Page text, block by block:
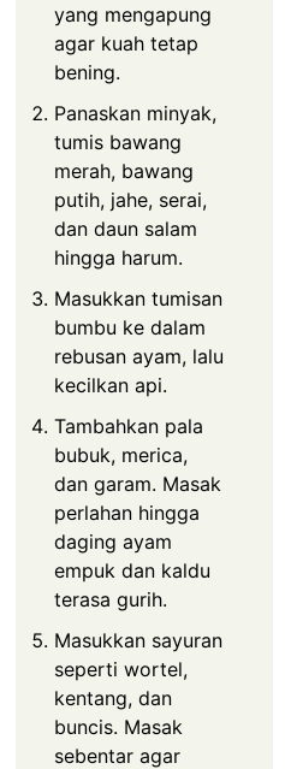
yang mengapung
agar kuah tetap
bening.
Panaskan minyak,
tumis bawang
merah, bawang
putih, jahe, serai,
dan daun salam
hingga harum.
Masukkan tumisan
bumbu ke dalam
rebusan ayam, lalu
kecilkan api.
Tambahkan pala
bubuk, merica,
dan garam. Masak
perlahan hingga
daging ayam
empuk dan kaldu
terasa gurih.
Masukkan sayuran
seperti wortel,
kentang, dan
buncis. Masak
sebentar agar